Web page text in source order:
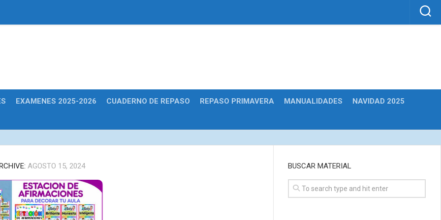
EXAMENES 2025-2026 CUADERNO DE REPASO REPASO PRIMAVERA MANUALIDADES
NAVIDAD 2025
AGOSTO 15, 2024 BUSCAR MATERIAL